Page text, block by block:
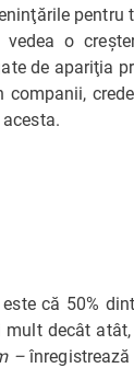
pentru
o
de apariţia
companii,
că 50%
decât
–